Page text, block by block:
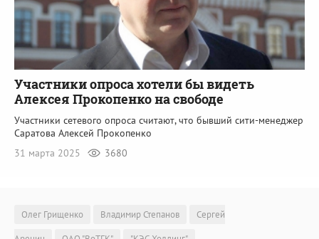
Участники опроса хотели бы видеть
Алексея Прокопенко на свободе
Участники сетевого опроса считают, что бывший сити-менеджер
Саратова Алексей Прокопенко
31 марта 2025
3680
Олег Грищенко Владимир Степанов
Сергей